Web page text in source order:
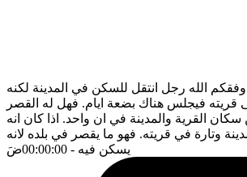
الله رجل انتقل للسكن في المدينة لكنه
قريته فيجلس هناك بضعة ايام. فهل له القصر
سكان القرية والمدينة في ان واحد. اذا كان انه
وتارة في قريته. فهو ما يقصر في بلده لانه
يسكن فيه - 00:00:00 ضَ